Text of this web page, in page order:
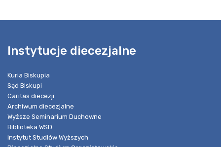
Instytucje diecezjalne
Kuria Biskupia
Sąd Biskupi
Caritas diecezji
Archiwum diecezjalne
Wyższe Seminarium Duchowne
Biblioteka WSD
Instytut Studiów Wyższych